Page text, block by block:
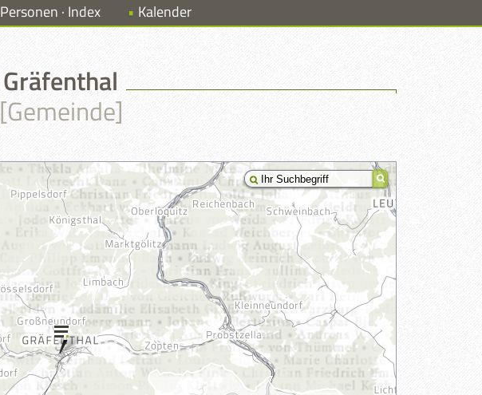
Personen · Index Kalender
Gräfenthal
[Gemeinde]